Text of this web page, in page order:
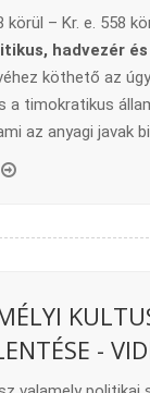
körül – Kr. e. 558
hadvezér
köthető az
a timokratikus
az anyagi javak
-